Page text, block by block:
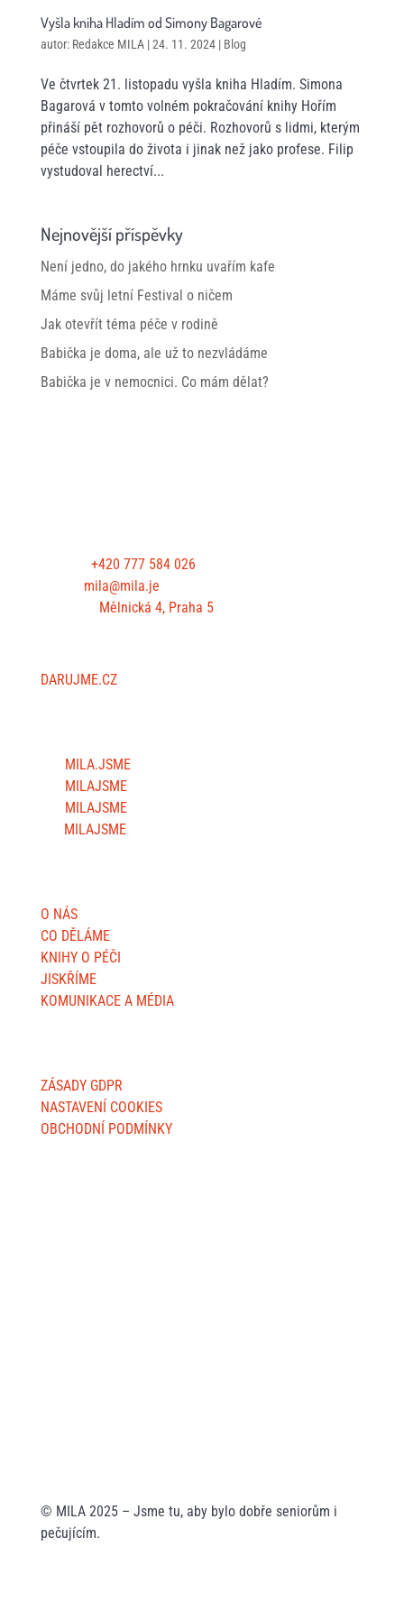
Vyšla kniha Hladím od Simony Bagarové
autor: Redakce MILA|24. 11. 2024| Blog
Ve čtvrtek 21. listopadu vyšla kniha Hladím. Simona
Bagarová v tomto volném pokračování knihy Hořím
přináší pět rozhovorů o péči. Rozhovorů s lidmi, kterým
péče vstoupila do života i jinak než jako profese. Filip
vystudoval herectví...
Nejnovější příspěvky
Není jedno, do jakého hrnku uvařím kafe
Máme svůj letní Festival o ničem
Jak otevřít téma péče v rodině
Babička je doma, ale už to nezvládáme
Babička je v nemocnici. Co mám dělat?
+420 777 584 026
mila@mila.je
Mělnická 4, Praha 5
DARUJME.CZ
MILA.JSME
MILAJSME
MILAJSME
MILAJSME
O NÁS
CO DĚLÁME
KNIHY O PÉČI
JISKŘÍME
KOMUNIKACE A MÉDIA
ZÁSADY GDPR
NASTAVENÍ COOKIES
OBCHODNÍ PODMÍNKY
© MILA 2025 – Jsme tu, aby bylo dobře seniorům i
pečujícím.